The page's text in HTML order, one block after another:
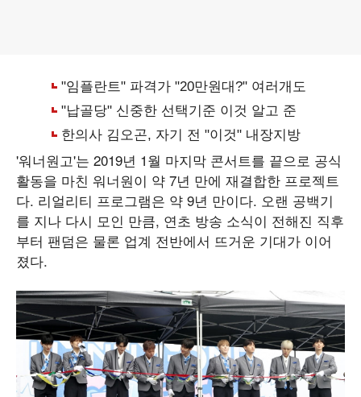
'워너원고'는 2019년 1월 마지막 콘서트를 끝으로 공식
활동을 마친 워너원이 약 7년 만에 재결합한 프로젝트
다. 리얼리티 프로그램은 약 9년 만이다. 오랜 공백기
를 지나 다시 모인 만큼, 연초 방송 소식이 전해진 직후
부터 팬덤은 물론 업계 전반에서 뜨거운 기대가 이어
졌다.